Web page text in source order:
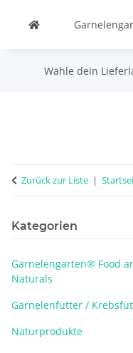
Wähle dein
Zurück zur Liste
Kategorien
Garnelengarten® Food
Naturals
Garnelenfutter /
Naturprodukte